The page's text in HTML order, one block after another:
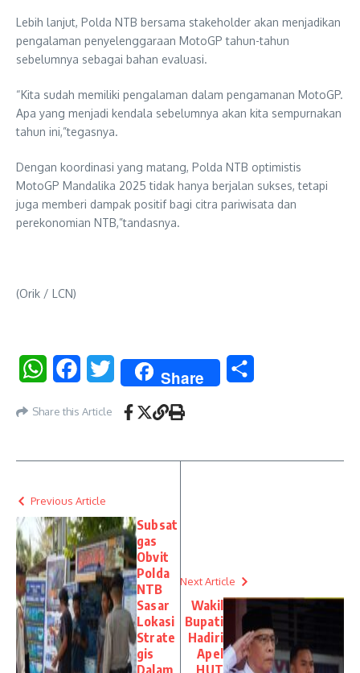
Lebih lanjut, Polda NTB bersama stakeholder akan menjadikan
pengalaman penyelenggaraan MotoGP tahun-tahun
sebelumnya sebagai bahan evaluasi.
“Kita sudah memiliki pengalaman dalam pengamanan MotoGP.
Apa yang menjadi kendala sebelumnya akan kita sempurnakan
tahun ini,”tegasnya.
Dengan koordinasi yang matang, Polda NTB optimistis
MotoGP Mandalika 2025 tidak hanya berjalan sukses, tetapi
juga memberi dampak positif bagi citra pariwisata dan
perekonomian NTB,”tandasnya.
(Orik / LCN)
WhatsAppFacebookTwitter Share
Share this Article
Previous Article
Subsat
gas
Obvit
Polda
NTB
Sasar
Lokasi
Strate
gis
Dalam
Next Article
Wakil
Bupati
Hadiri
Apel
HUT